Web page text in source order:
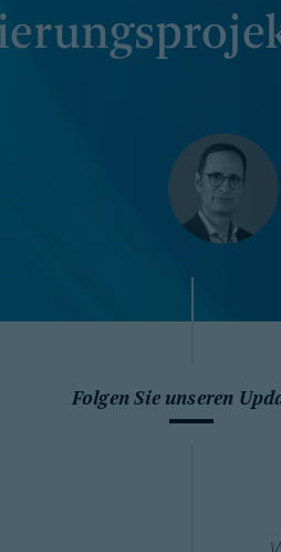
Folgen Sie unseren